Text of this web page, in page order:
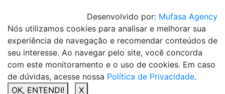
Desenvolvido por: Mufasa Agency
Nós utilizamos cookies para analisar e melhorar sua
experiência de navegação e recomendar conteúdos de
seu interesse. Ao navegar pelo site, você concorda
com este monitoramento e o uso de cookies. Em caso
de dúvidas, acesse nossa Política de Privacidade.
OK, ENTENDI!
X